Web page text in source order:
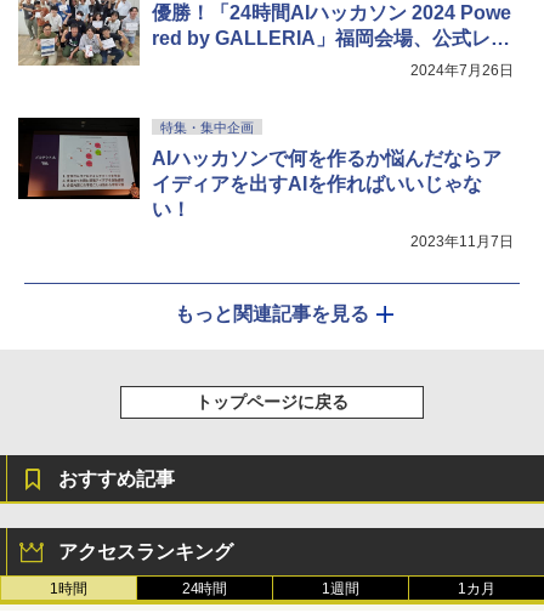
優勝！「24時間AIハッカソン 2024 Powe
red by GALLERIA」福岡会場、公式レポ
2024年7月26日
特集・集中企画
AIハッカソンで何を作るか悩んだならア
イディアを出すAIを作ればいいじゃな
い！
2023年11月7日
もっと関連記事を見る
トップページに戻る
おすすめ記事
アクセスランキング
1時間 24時間 1週間 1カ月